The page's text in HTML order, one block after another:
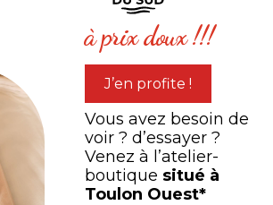
"Îlot du Rascas"
à prix doux !!!
J’en profite !
Vous avez besoin de
voir ? d’essayer ?
Venez à l’atelier-
boutique situé à
Toulon Ouest*